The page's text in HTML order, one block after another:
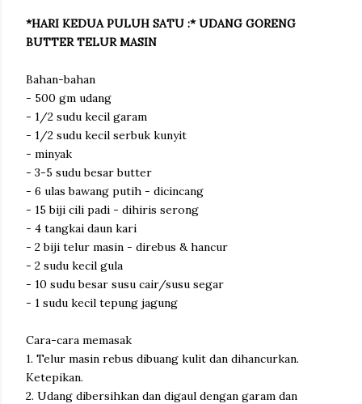
*HARI KEDUA PULUH SATU :* UDANG GORENG
BUTTER TELUR MASIN
Bahan-bahan
- 500 gm udang
- 1/2 sudu kecil garam
- 1/2 sudu kecil serbuk kunyit
- minyak
- 3-5 sudu besar butter
- 6 ulas bawang putih - dicincang
- 15 biji cili padi - dihiris serong
- 4 tangkai daun kari
- 2 biji telur masin - direbus & hancur
- 2 sudu kecil gula
- 10 sudu besar susu cair/susu segar
- 1 sudu kecil tepung jagung
Cara-cara memasak
1. Telur masin rebus dibuang kulit dan dihancurkan.
Ketepikan.
2. Udang dibersihkan dan digaul dengan garam dan